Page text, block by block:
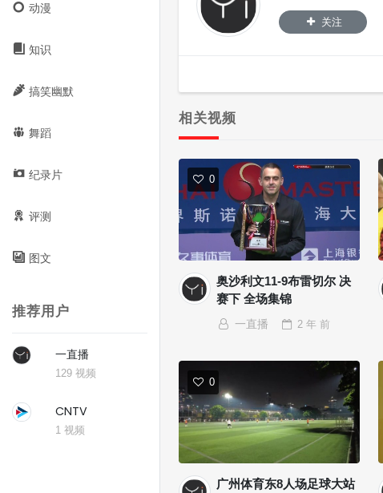
动漫
知识
搞笑幽默
舞蹈
纪录片
评测
图文
推荐用户
一直播
129 视频
CNTV
1 视频
关注
相关视频
0
奥沙利文11-9布雷切尔 决
赛下 全场集锦
一直播 2 年 前
0
广州体育东8人场足球大站